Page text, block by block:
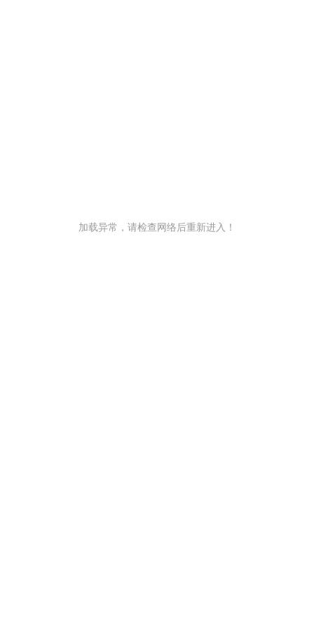
加载异常，请检查网络后重新进入！